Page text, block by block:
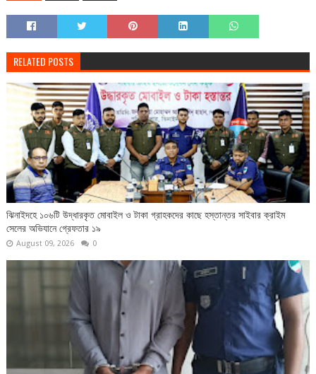
RELATED POSTS
ঝিনাইদহে ১০৬টি উদ্ধারকৃত মোবাইল ও টাকা গ্রাহকদের কাছে হস্তান্তর সাইবার ক্রাইম
সেলের অভিযানে গ্রেফতার ১৯
August 09, 2026 0